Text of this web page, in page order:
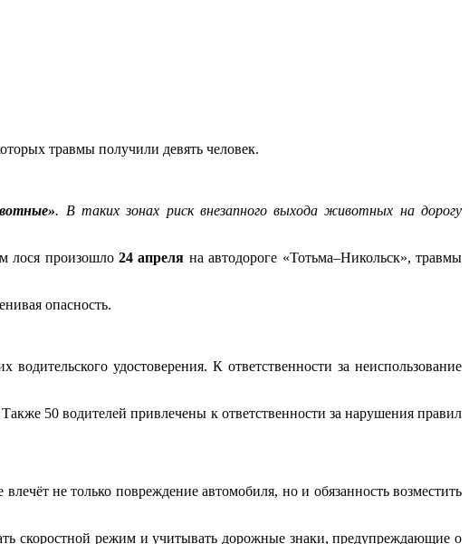
травмы получили девять человек.
. В таких зонах риск внезапного выхода животных на дорогу
лося произошло 24 апреля на автодороге «Тотьма–Никольск», травмы
опасность.
удостоверения. К ответственности за неиспользование
50 водителей привлечены к ответственности за нарушения правил
не только повреждение автомобиля, но и обязанность возместить
скоростной режим и учитывать дорожные знаки, предупреждающие о